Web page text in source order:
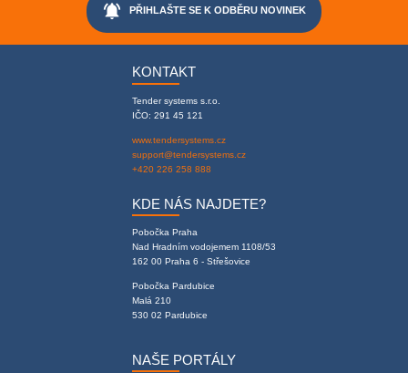
notifications_active PŘIHLAŠTE SE K ODBĚRU NOVINEK
KONTAKT
Tender systems s.r.o.
IČO: 291 45 121
www.tendersystems.cz
support@tendersystems.cz
+420 226 258 888
KDE NÁS NAJDETE?
Pobočka Praha
Nad Hradním vodojemem 1108/53
162 00 Praha 6 - Střešovice
Pobočka Pardubice
Malá 210
530 02 Pardubice
NAŠE PORTÁLY